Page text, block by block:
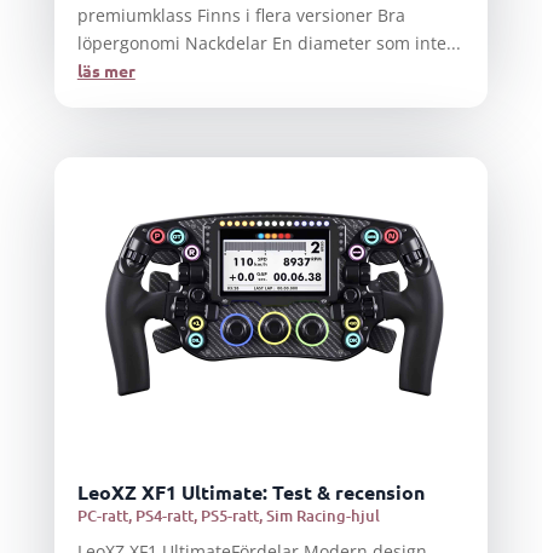
premiumklass Finns i flera versioner Bra
löpergonomi Nackdelar En diameter som inte...
läs mer
LeoXZ XF1 Ultimate: Test & recension
PC-ratt, PS4-ratt, PS5-ratt,Sim Racing-hjul